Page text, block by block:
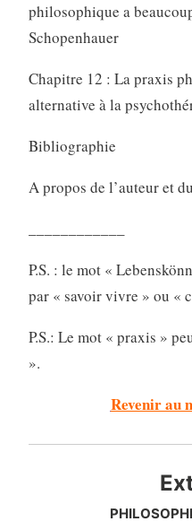
philosophique a
Schopenhauer
Chapitre 12 : La praxis
alternative à la
Bibliographie
A propos de l’auteur et
P.S. : le mot «
par « savoir vivre » ou «
P.S.: Le mot « praxis »
».
Revenir au